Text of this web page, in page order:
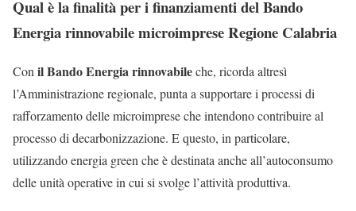
Qual è la finalità per i finanziamenti del Bando
Energia rinnovabile microimprese Regione Calabria
Con il Bando Energia rinnovabileche, ricorda altresì
l’Amministrazione regionale, punta a supportare i processi di
rafforzamento delle microimprese che intendono contribuire al
processo di decarbonizzazione. E questo, in particolare,
utilizzando energia green che è destinata anche all’autoconsumo
delle unità operative in cui si svolge l’attività produttiva.